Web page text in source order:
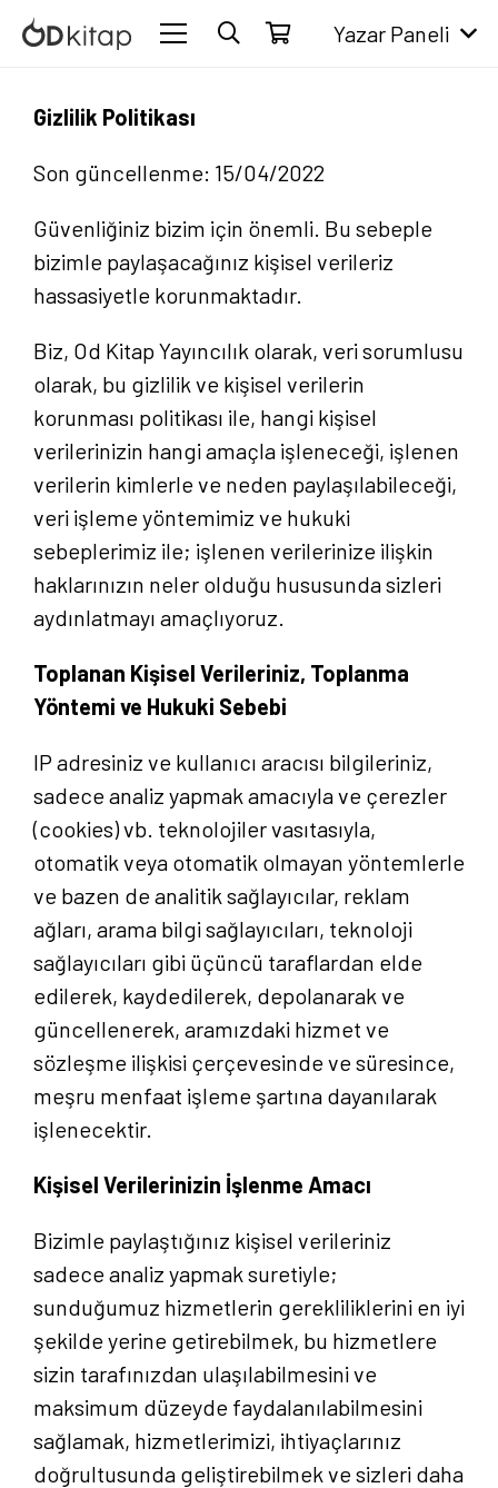
Yazar Paneli
Gizlilik Politikası
Son güncellenme: 15/04/2022
Güvenliğiniz bizim için önemli. Bu sebeple
bizimle paylaşacağınız kişisel verileriz
hassasiyetle korunmaktadır.
Biz, Od Kitap Yayıncılık olarak, veri sorumlusu
olarak, bu gizlilik ve kişisel verilerin
korunması politikası ile, hangi kişisel
verilerinizin hangi amaçla işleneceği, işlenen
verilerin kimlerle ve neden paylaşılabileceği,
veri işleme yöntemimiz ve hukuki
sebeplerimiz ile; işlenen verilerinize ilişkin
haklarınızın neler olduğu hususunda sizleri
aydınlatmayı amaçlıyoruz.
Toplanan Kişisel Verileriniz, Toplanma
Yöntemi ve Hukuki Sebebi
IP adresiniz ve kullanıcı aracısı bilgileriniz,
sadece analiz yapmak amacıyla ve çerezler
(cookies) vb. teknolojiler vasıtasıyla,
otomatik veya otomatik olmayan yöntemlerle
ve bazen de analitik sağlayıcılar, reklam
ağları, arama bilgi sağlayıcıları, teknoloji
sağlayıcıları gibi üçüncü taraflardan elde
edilerek, kaydedilerek, depolanarak ve
güncellenerek, aramızdaki hizmet ve
sözleşme ilişkisi çerçevesinde ve süresince,
meşru menfaat işleme şartına dayanılarak
işlenecektir.
Kişisel Verilerinizin İşlenme Amacı
Bizimle paylaştığınız kişisel verileriniz
sadece analiz yapmak suretiyle;
sunduğumuz hizmetlerin gerekliliklerini en iyi
şekilde yerine getirebilmek, bu hizmetlere
sizin tarafınızdan ulaşılabilmesini ve
maksimum düzeyde faydalanılabilmesini
sağlamak, hizmetlerimizi, ihtiyaçlarınız
doğrultusunda geliştirebilmek ve sizleri daha